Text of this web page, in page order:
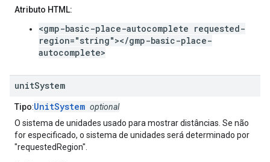
Atributo HTML:
<gmp-basic-place-autocomplete requested-
region="string"></gmp-basic-place-
autocomplete>
unitSystem
Tipo:UnitSystem optional
O sistema de unidades usado para mostrar distâncias. Se não
for especificado, o sistema de unidades será determinado por
"requestedRegion".